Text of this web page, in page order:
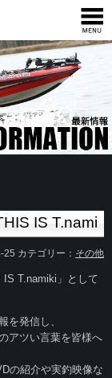
IS T.nami
カテゴリー： その他
IS T.namiki」として
を発信し、
アツい言葉を皆様へ
の紹介や実釣映像な